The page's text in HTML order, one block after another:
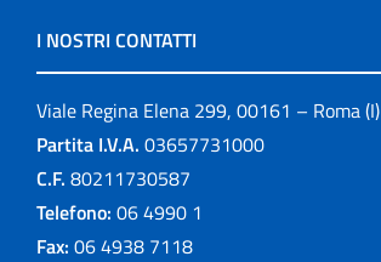
I NOSTRI CONTATTI
Viale Regina Elena 299, 00161 – Roma (I)
Partita I.V.A. 03657731000
C.F. 80211730587
Telefono: 06 4990 1
Fax: 06 4938 7118